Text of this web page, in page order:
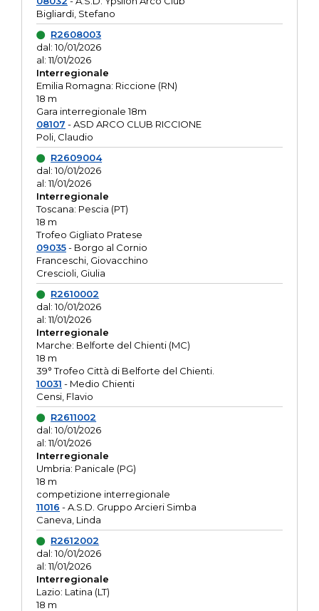
Bigliardi, Stefano
R2608003
dal: 10/01/2026
al: 11/01/2026
Interregionale
Emilia Romagna: Riccione (RN)
18 m
Gara interregionale 18m
08107 - ASD ARCO CLUB RICCIONE
Poli, Claudio
R2609004
dal: 10/01/2026
al: 11/01/2026
Interregionale
Toscana: Pescia (PT)
18 m
Trofeo Gigliato Pratese
09035- Borgo al Cornio
Franceschi, Giovacchino
Crescioli, Giulia
R2610002
dal: 10/01/2026
al: 11/01/2026
Interregionale
Marche: Belforte del Chienti (MC)
18 m
39° Trofeo Città di Belforte del Chienti.
10031 - Medio Chienti
Censi, Flavio
R2611002
dal: 10/01/2026
al: 11/01/2026
Interregionale
Umbria: Panicale (PG)
18 m
competizione interregionale
11016 - A.S.D. Gruppo Arcieri Simba
Caneva, Linda
R2612002
dal: 10/01/2026
al: 11/01/2026
Interregionale
Lazio: Latina (LT)
18 m